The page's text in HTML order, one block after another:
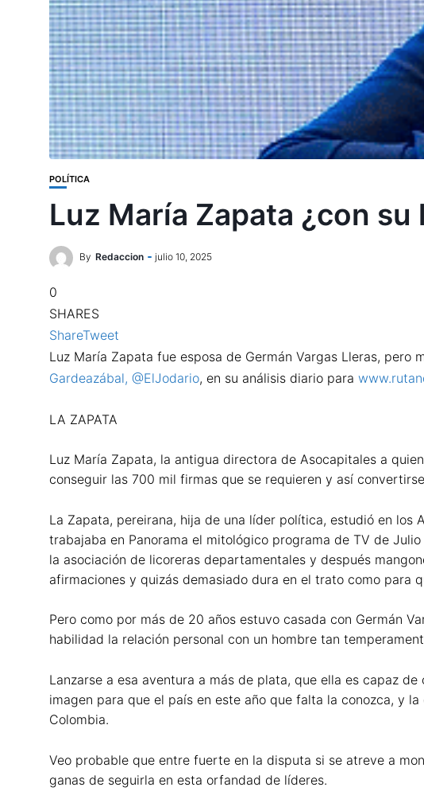
POLÍTICA
Luz María Zapata ¿con
By Redaccion julio 10, 2025
0
SHARES
ShareTweet
Luz María Zapata fue esposa de Germán Vargas Lleras,
Gardeazábal, @ElJodario, en su análisis diario para
LA ZAPATA
Luz María Zapata, la antigua directora de Asocapitales a
conseguir las 700 mil firmas que se requieren y así
La Zapata, pereirana, hija de una líder política, estudió en
trabajaba en Panorama el mitológico programa de TV de
la asociación de licoreras departamentales y después
afirmaciones y quizás demasiado dura en el trato como para
Pero como por más de 20 años estuvo casada con Germán
habilidad la relación personal con un hombre tan
Lanzarse a esa aventura a más de plata, que ella es capaz
imagen para que el país en este año que falta la conozca, y
Colombia.
Veo probable que entre fuerte en la disputa si se atreve a
ganas de seguirla en esta orfandad de líderes.